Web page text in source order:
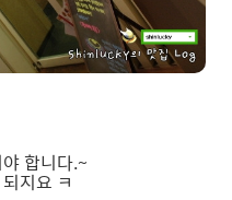
합니다.~
지요 ㅋ